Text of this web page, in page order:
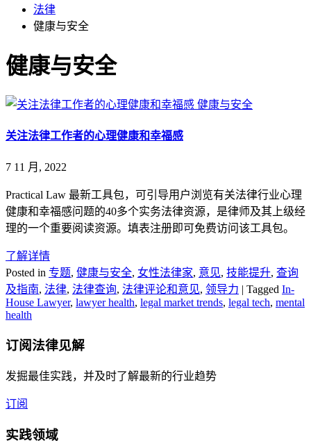
法律
健康与安全
健康与安全
健康与安全
关注法律工作者的心理健康和幸福感
7 11 月, 2022
Practical Law 最新工具包，可引导用户浏览有关法律行业心理
健康和幸福感问题的40多个实务法律资源，是律师及其上级经
理的一个重要阅读资源。填表注册即可免费访问该工具包。
了解详情
Posted in 专题, 健康与安全, 女性法律家, 意见, 技能提升, 查询
及指南, 法律, 法律查询, 法律评论和意见, 领导力 | Tagged In-
House Lawyer, lawyer health, legal market trends, legal tech, mental
health
订阅法律见解
发掘最佳实践，并及时了解最新的行业趋势
订阅
实践领域